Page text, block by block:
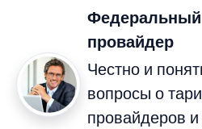
Федеральный
провайдер
Честно и
вопросы о
провайдеров